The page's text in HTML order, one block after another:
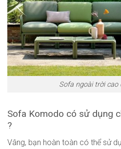
Sofa ngoài trời cao
Sofa Komodo có sử dụng
?
Vâng, bạn hoàn toàn có thể sử